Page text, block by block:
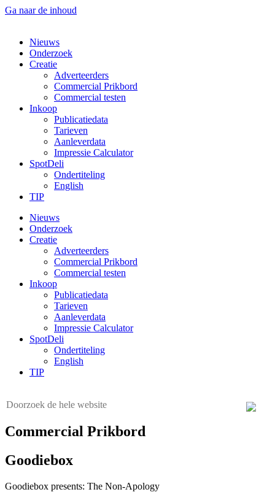
Ga naar de inhoud
Nieuws
Onderzoek
Creatie
Adverteerders
Commercial Prikbord
Commercial testen
Inkoop
Publicatiedata
Tarieven
Aanleverdata
Impressie Calculator
SpotDeli
Ondertiteling
English
TIP
Nieuws
Onderzoek
Creatie
Adverteerders
Commercial Prikbord
Commercial testen
Inkoop
Publicatiedata
Tarieven
Aanleverdata
Impressie Calculator
SpotDeli
Ondertiteling
English
TIP
Commercial Prikbord
Goodiebox
Goodiebox presents: The Non-Apology